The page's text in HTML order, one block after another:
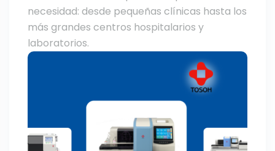
necesidad: desde pequeñas clínicas hasta los
más grandes centros hospitalarios y
laboratorios.